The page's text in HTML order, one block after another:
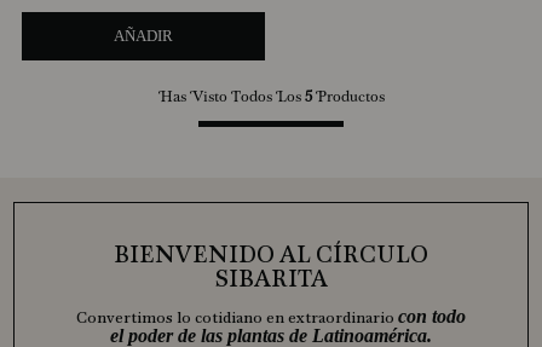
AÑADIR
Has Visto Todos Los 5Productos
BIENVENIDO AL CÍRCULO
SIBARITA
Convertimos lo cotidiano en extraordinario con todo
el poder de las plantas de Latinoamérica.